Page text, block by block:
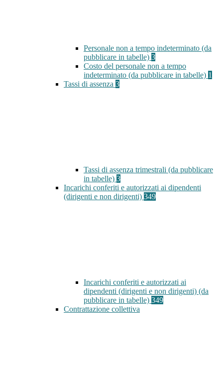
Personale non a tempo indeterminato (da
pubblicare in tabelle) 3
Costo del personale non a tempo
indeterminato (da pubblicare in tabelle) 1
Tassi di assenza 3
Tassi di assenza trimestrali (da pubblicare
in tabelle) 3
Incarichi conferiti e autorizzati ai dipendenti
(dirigenti e non dirigenti) 349
Incarichi conferiti e autorizzati ai
dipendenti (dirigenti e non dirigenti) (da
pubblicare in tabelle) 349
Contrattazione collettiva